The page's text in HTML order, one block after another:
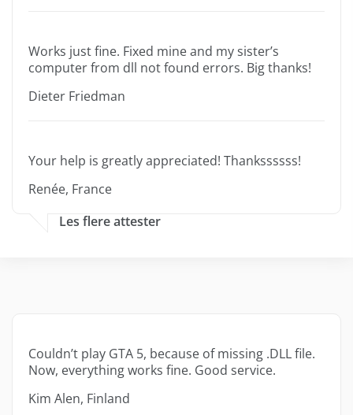
Works just fine. Fixed mine and my sister’s
computer from dll not found errors. Big thanks!
Dieter Friedman
Your help is greatly appreciated! Thankssssss!
Renée, France
Les flere attester
Couldn’t play GTA 5, because of missing .DLL file.
Now, everything works fine. Good service.
Kim Alen, Finland